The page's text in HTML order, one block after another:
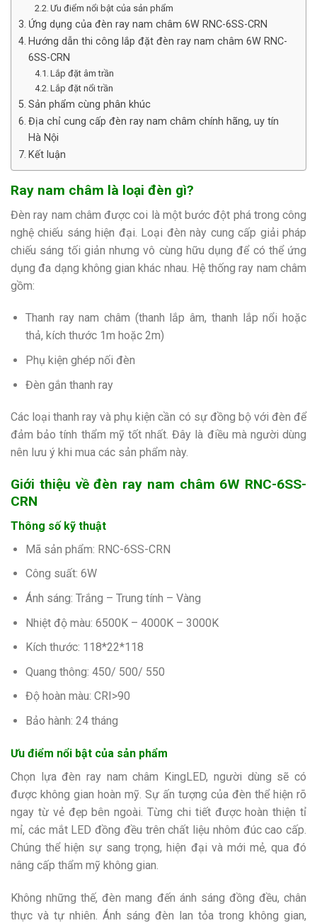
Ưu điểm nổi bật của sản phẩm
Ứng dụng của đèn ray nam châm 6W RNC-6SS-CRN
Hướng dẫn thi công lắp đặt đèn ray nam châm 6W RNC-
6SS-CRN
Lắp đặt âm trần
Lắp đặt nổi trần
Sản phẩm cùng phân khúc
Địa chỉ cung cấp đèn ray nam châm chính hãng, uy tín
Hà Nội
Kết luận
Ray nam châm là loại đèn gì?
Đèn ray nam châm được coi là một bước đột phá trong công
nghệ chiếu sáng hiện đại. Loại đèn này cung cấp giải pháp
chiếu sáng tối giản nhưng vô cùng hữu dụng để có thể ứng
dụng đa dạng không gian khác nhau. Hệ thống ray nam châm
gồm:
Thanh ray nam châm (thanh lắp âm, thanh lắp nổi hoặc
thả, kích thước 1m hoặc 2m)
Phụ kiện ghép nối đèn
Đèn gắn thanh ray
Các loại thanh ray và phụ kiện cần có sự đồng bộ với đèn để
đảm bảo tính thẩm mỹ tốt nhất. Đây là điều mà người dùng
nên lưu ý khi mua các sản phẩm này.
Giới thiệu về đèn ray nam châm 6W RNC-6SS-
CRN
Thông số kỹ thuật
Mã sản phẩm: RNC-6SS-CRN
Công suất: 6W
Ánh sáng: Trắng – Trung tính – Vàng
Nhiệt độ màu: 6500K – 4000K – 3000K
Kích thước: 118*22*118
Quang thông: 450/ 500/ 550
Độ hoàn màu: CRI>90
Bảo hành: 24 tháng
Ưu điểm nổi bật của sản phẩm
Chọn lựa đèn ray nam châm KingLED, người dùng sẽ có
được không gian hoàn mỹ. Sự ấn tượng của đèn thể hiện rõ
ngay từ vẻ đẹp bên ngoài. Từng chi tiết được hoàn thiện tỉ
mỉ, các mắt LED đồng đều trên chất liệu nhôm đúc cao cấp.
Chúng thể hiện sự sang trọng, hiện đại và mới mẻ, qua đó
nâng cấp thẩm mỹ không gian.
Không những thế, đèn mang đến ánh sáng đồng đều, chân
thực và tự nhiên. Ánh sáng đèn lan tỏa trong không gian,